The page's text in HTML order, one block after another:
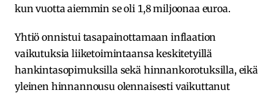
kun vuotta aiemmin se oli 1,8 miljoonaa euroa.
Yhtiö onnistui tasapainottamaan inflaation
vaikutuksia liiketoimintaansa keskitetyillä
hankintasopimuksilla sekä hinnankorotuksilla, eikä
yleinen hinnannousu olennaisesti vaikuttanut